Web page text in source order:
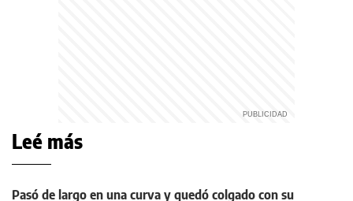
Leé más
Pasó de largo en una curva y quedó colgado con su